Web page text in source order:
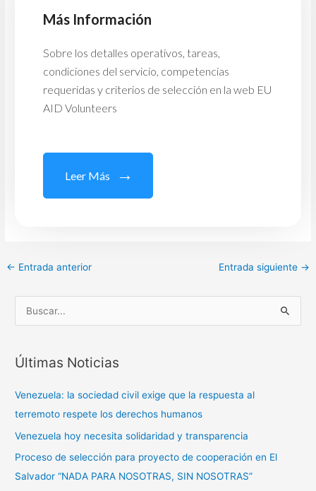
Más Información
Sobre los detalles operativos, tareas,
condiciones del servicio, competencias
requeridas y criterios de selección en la web EU
AID Volunteers
Leer Más
← Entrada anterior Entrada siguiente →
c
a
r
Últimas Noticias
Venezuela: la sociedad civil exige que la respuesta al
terremoto respete los derechos humanos
Venezuela hoy necesita solidaridad y transparencia
Proceso de selección para proyecto de cooperación en El
Salvador “NADA PARA NOSOTRAS, SIN NOSOTRAS”